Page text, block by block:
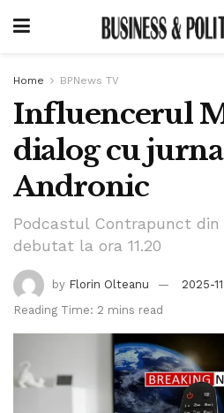
Home BPNews TV
Influencerul
dialog cu
Andronic
Podcastul Contrapunct din
debutat la ora 11.20
by Florin Olteanu
2025-
Reading Time: 2 mins read